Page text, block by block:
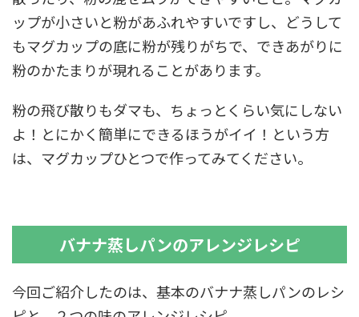
ップが小さいと粉があふれやすいですし、どうして
もマグカップの底に粉が残りがちで、できあがりに
粉のかたまりが現れることがあります。
粉の飛び散りもダマも、ちょっとくらい気にしない
よ！とにかく簡単にできるほうがイイ！という方
は、マグカップひとつで作ってみてください。
バナナ蒸しパンのアレンジレシピ
今回ご紹介したのは、基本のバナナ蒸しパンのレシ